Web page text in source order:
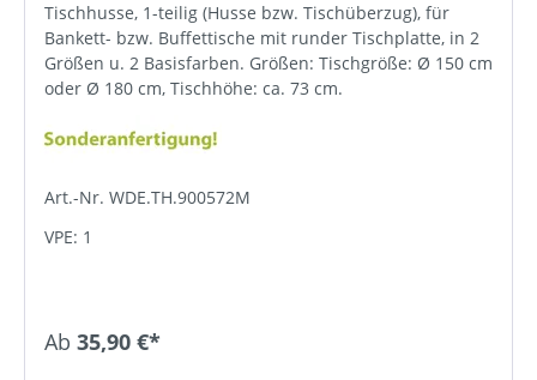
Tischhusse, 1-teilig (Husse bzw. Tischüberzug), für
Bankett- bzw. Buffettische mit runder Tischplatte, in 2
Größen u. 2 Basisfarben. Größen: Tischgröße: Ø 150 cm
oder Ø 180 cm, Tischhöhe: ca. 73 cm.
Art.-Nr. WDE.TH.900572M
VPE: 1
Ab 35,90 €*